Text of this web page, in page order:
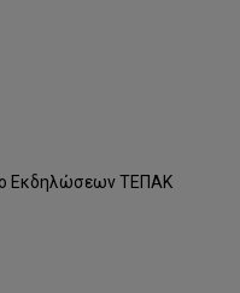
Εκδηλώσεων ΤΕΠΑΚ